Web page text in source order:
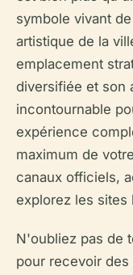
symbole vivant
artistique de la
emplacement
diversifiée et son
incontournable
expérience
maximum de
canaux officiels,
explorez les sites
N'oubliez pas de
pour recevoir